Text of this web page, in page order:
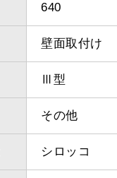
640
壁面取付け
Ⅲ型
その他
シロッコ